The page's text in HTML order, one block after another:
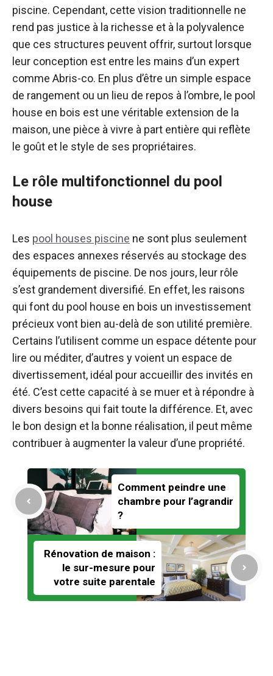
piscine. Cependant, cette vision traditionnelle ne
rend pas justice à la richesse et à la polyvalence
que ces structures peuvent offrir, surtout lorsque
leur conception est entre les mains d’un expert
comme Abris-co. En plus d’être un simple espace
de rangement ou un lieu de repos à l’ombre, le pool
house en bois est une véritable extension de la
maison, une pièce à vivre à part entière qui reflète
le goût et le style de ses propriétaires.
Le rôle multifonctionnel du pool
house
Les pool houses piscine ne sont plus seulement
des espaces annexes réservés au stockage des
équipements de piscine. De nos jours, leur rôle
s’est grandement diversifié. En effet, les raisons
qui font du pool house en bois un investissement
précieux vont bien au-delà de son utilité première.
Certains l’utilisent comme un espace détente pour
lire ou méditer, d’autres y voient un espace de
divertissement, idéal pour accueillir des invités en
été. C’est cette capacité à se muer et à répondre à
divers besoins qui fait toute la différence. Et, avec
le bon design et la bonne réalisation, il peut même
contribuer à augmenter la valeur d’une propriété.
Comment peindre une
chambre pour l’agrandir
?
Rénovation de maison :
le sur-mesure pour
votre suite parentale